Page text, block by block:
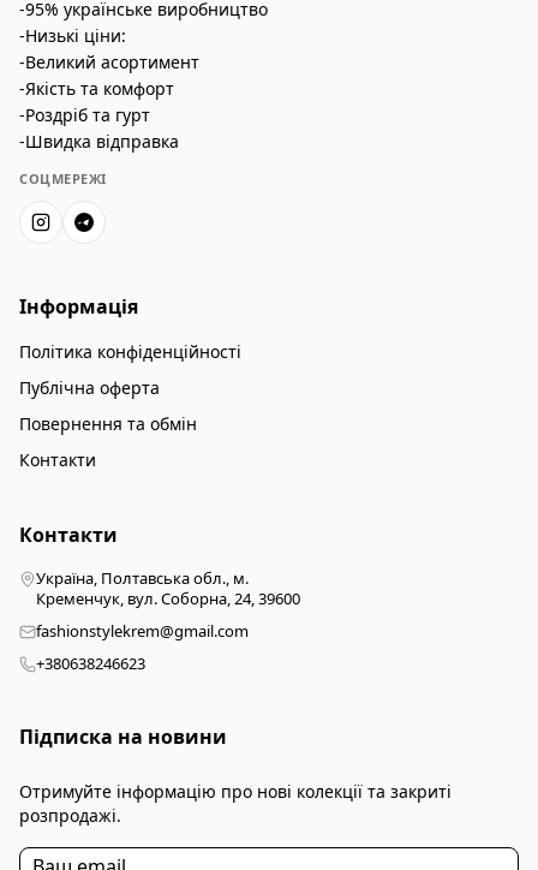
-95% українське виробництво
-Низькі ціни:
-Великий асортимент
-Якість та комфорт
-Роздріб та гурт
-Швидка відправка
СОЦМЕРЕЖІ
Інформація
Політика конфіденційності
Публічна оферта
Повернення та обмін
Контакти
Контакти
Україна, Полтавська обл., м.
Кременчук, вул. Соборна, 24, 39600
fashionstylekrem@gmail.com
+380638246623
Підписка на новини
Отримуйте інформацію про нові колекції та закриті
розпродажі.